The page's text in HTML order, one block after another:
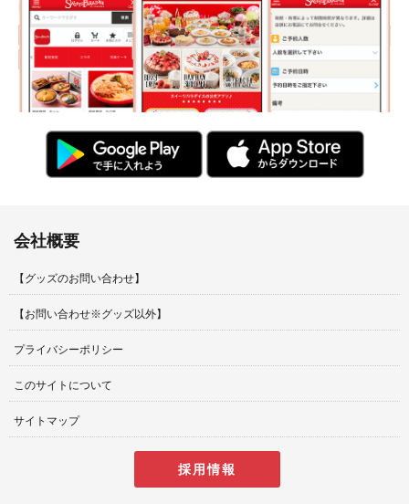
会社概要
【グッズのお問い合わせ】
【お問い合わせ※グッズ以外】
プライバシーポリシー
このサイトについて
サイトマップ
採用情報